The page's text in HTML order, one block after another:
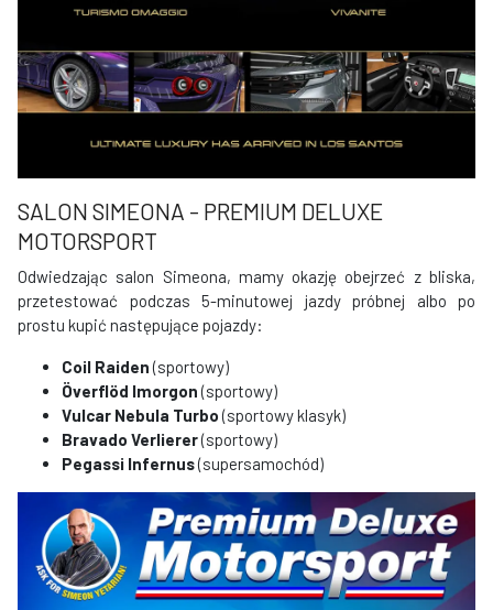
SALON SIMEONA - PREMIUM DELUXE
MOTORSPORT
Odwiedzając salon Simeona, mamy okazję obejrzeć z bliska,
przetestować podczas 5-minutowej jazdy próbnej albo po
prostu kupić następujące pojazdy:
Coil Raiden(sportowy)
Överflöd Imorgon(sportowy)
Vulcar Nebula Turbo(sportowy klasyk)
Bravado Verlierer(sportowy)
Pegassi Infernus(supersamochód)